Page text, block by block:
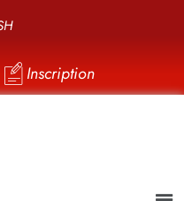
Inscription